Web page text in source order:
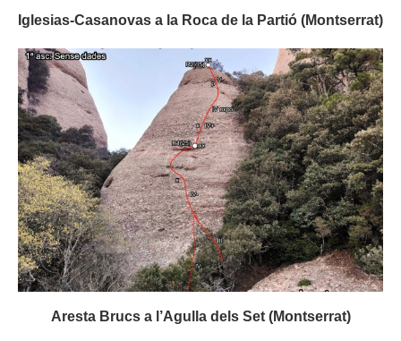
Iglesias-Casanovas a la Roca de la Partió (Montserrat)
Aresta Brucs a l’Agulla dels Set (Montserrat)